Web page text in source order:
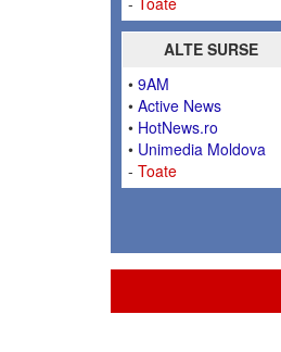
ALTE SURSE
• 9AM
• Active News
• HotNews.ro
• Unimedia Moldova
- Toate